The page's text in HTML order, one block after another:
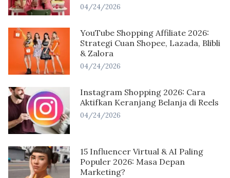
04/24/2026
YouTube Shopping Affiliate 2026:
Strategi Cuan Shopee, Lazada, Blibli
& Zalora
04/24/2026
Instagram Shopping 2026: Cara
Aktifkan Keranjang Belanja di Reels
04/24/2026
15 Influencer Virtual & AI Paling
Populer 2026: Masa Depan
Marketing?